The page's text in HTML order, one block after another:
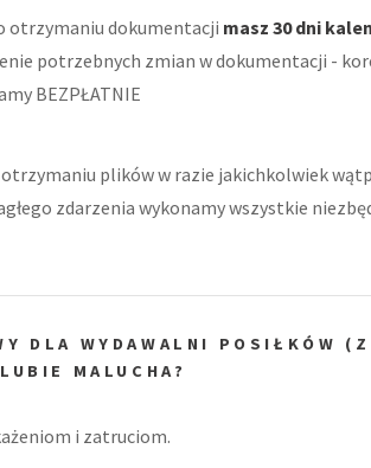
otrzymaniu dokumentacji masz 30 dni
potrzebnych zmian w dokumentacji -
BEZPŁATNIE
otrzymaniu plików w razie jakichkolwiek
zdarzenia wykonamy wszystkie
DLA WYDAWALNI POSIŁKÓW
MALUCHA?
i zatruciom.